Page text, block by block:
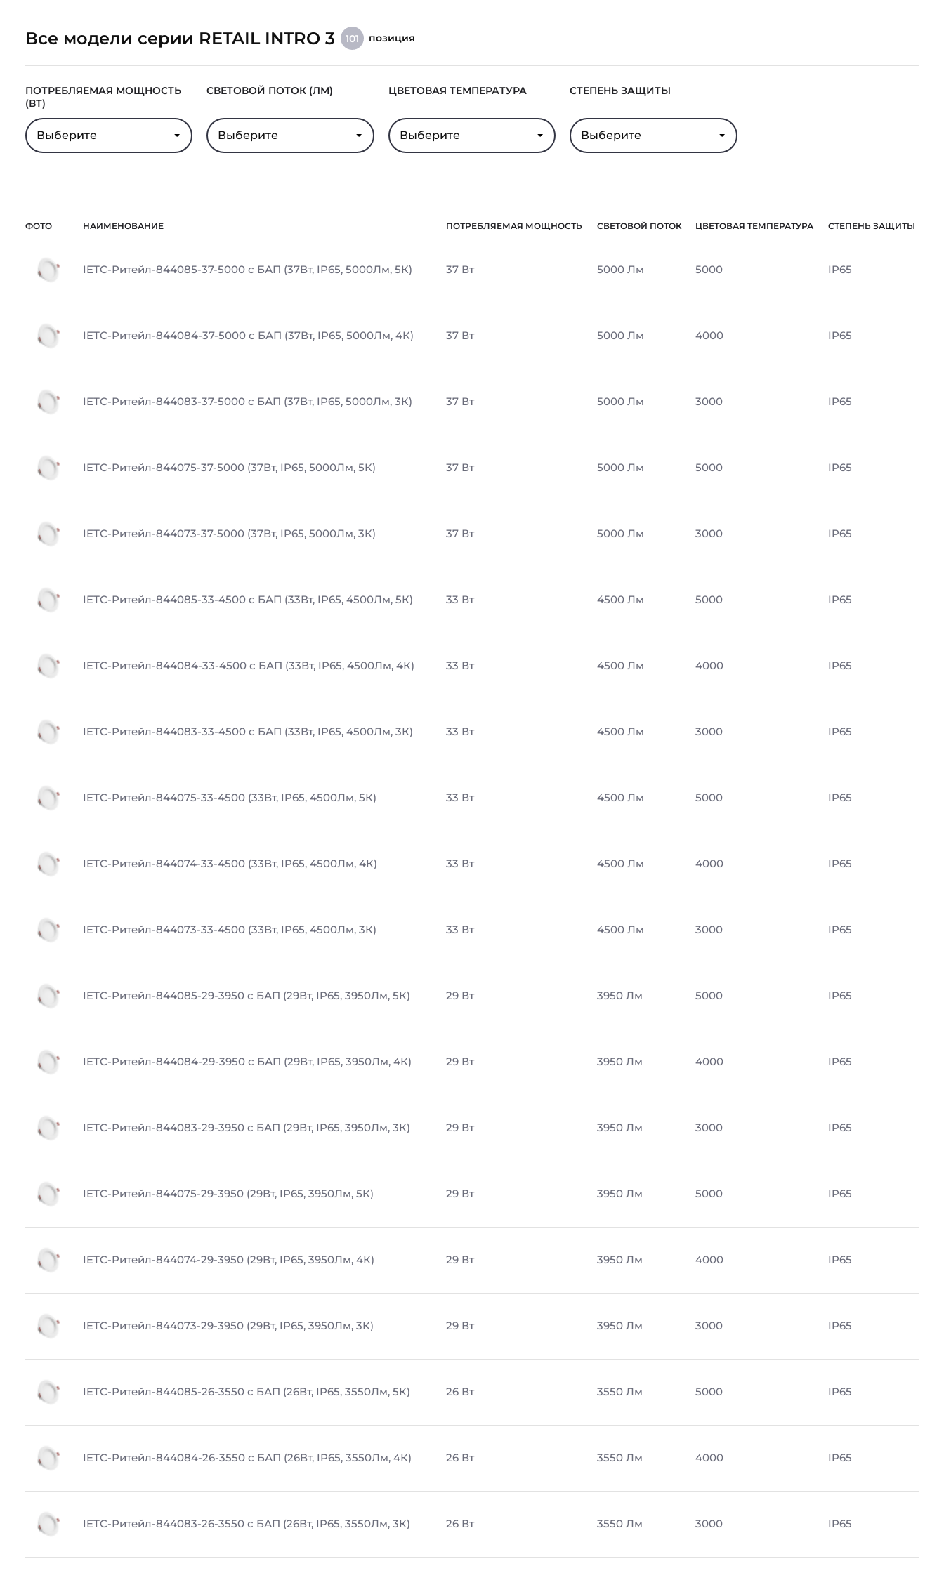
Все модели серии RETAIL INTRO 3 101 позиция
ПОТРЕБЛЯЕМАЯ МОЩНОСТЬ
(ВТ)
Выберите
СВЕТОВОЙ ПОТОК (ЛМ)
Выберите
ЦВЕТОВАЯ ТЕМПЕРАТУРА
Выберите
СТЕПЕНЬ ЗАЩИТЫ
Выберите
ФОТО НАИМЕНОВАНИЕ ПОТРЕБЛЯЕМАЯ МОЩНОСТЬ СВЕТОВОЙ ПОТОК ЦВЕТОВАЯ ТЕМПЕРАТУРА СТЕПЕНЬ ЗАЩИТЫ
IETC-Ритейл-844085-37-5000 с БАП (37Вт, IP65, 5000Лм, 5К) 37 Вт 5000 Лм 5000 IP65
IETC-Ритейл-844084-37-5000 с БАП (37Вт, IP65, 5000Лм, 4К) 37 Вт 5000 Лм 4000 IP65
IETC-Ритейл-844083-37-5000 с БАП (37Вт, IP65, 5000Лм, 3К) 37 Вт 5000 Лм 3000 IP65
IETC-Ритейл-844075-37-5000 (37Вт, IP65, 5000Лм, 5К) 37 Вт 5000 Лм 5000 IP65
IETC-Ритейл-844073-37-5000 (37Вт, IP65, 5000Лм, 3К) 37 Вт 5000 Лм 3000 IP65
IETC-Ритейл-844085-33-4500 с БАП (33Вт, IP65, 4500Лм, 5К) 33 Вт 4500 Лм 5000 IP65
IETC-Ритейл-844084-33-4500 с БАП (33Вт, IP65, 4500Лм, 4К) 33 Вт 4500 Лм 4000 IP65
IETC-Ритейл-844083-33-4500 с БАП (33Вт, IP65, 4500Лм, 3К) 33 Вт 4500 Лм 3000 IP65
IETC-Ритейл-844075-33-4500 (33Вт, IP65, 4500Лм, 5К) 33 Вт 4500 Лм 5000 IP65
IETC-Ритейл-844074-33-4500 (33Вт, IP65, 4500Лм, 4К) 33 Вт 4500 Лм 4000 IP65
IETC-Ритейл-844073-33-4500 (33Вт, IP65, 4500Лм, 3К) 33 Вт 4500 Лм 3000 IP65
IETC-Ритейл-844085-29-3950 с БАП (29Вт, IP65, 3950Лм, 5К) 29 Вт 3950 Лм 5000 IP65
IETC-Ритейл-844084-29-3950 с БАП (29Вт, IP65, 3950Лм, 4К) 29 Вт 3950 Лм 4000 IP65
IETC-Ритейл-844083-29-3950 с БАП (29Вт, IP65, 3950Лм, 3К) 29 Вт 3950 Лм 3000 IP65
IETC-Ритейл-844075-29-3950 (29Вт, IP65, 3950Лм, 5К) 29 Вт 3950 Лм 5000 IP65
IETC-Ритейл-844074-29-3950 (29Вт, IP65, 3950Лм, 4К) 29 Вт 3950 Лм 4000 IP65
IETC-Ритейл-844073-29-3950 (29Вт, IP65, 3950Лм, 3К) 29 Вт 3950 Лм 3000 IP65
IETC-Ритейл-844085-26-3550 с БАП (26Вт, IP65, 3550Лм, 5К) 26 Вт 3550 Лм 5000 IP65
IETC-Ритейл-844084-26-3550 с БАП (26Вт, IP65, 3550Лм, 4К) 26 Вт 3550 Лм 4000 IP65
IETC-Ритейл-844083-26-3550 с БАП (26Вт, IP65, 3550Лм, 3К) 26 Вт 3550 Лм 3000 IP65